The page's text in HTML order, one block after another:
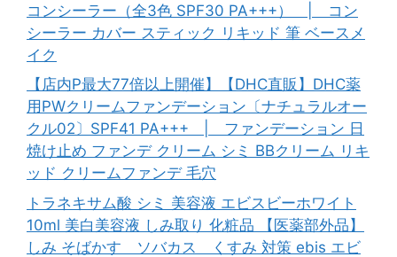
コンシーラー（全3色 SPF30 PA+++） | コン
シーラー カバー スティック リキッド 筆 ベースメ
イク
【店内P最大77倍以上開催】【DHC直販】DHC薬
用PWクリームファンデーション〔ナチュラルオー
クル02〕SPF41 PA+++ | ファンデーション 日
焼け止め ファンデ クリーム シミ BBクリーム リキ
ッド クリームファンデ 毛穴
トラネキサム酸 シミ 美容液 エビスビーホワイト
10ml 美白美容液 しみ取り 化粧品 【医薬部外品】
しみ そばかす ソバカス くすみ 対策 ebis エビ